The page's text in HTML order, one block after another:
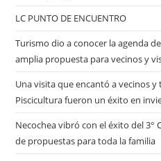
LC PUNTO DE ENCUENTRO
Turismo dio a conocer la agenda
amplia propuesta para vecinos y
Una visita que encantó a vecinos
Piscicultura fueron un éxito en
Necochea vibró con el éxito del 3°
de propuestas para toda la familia